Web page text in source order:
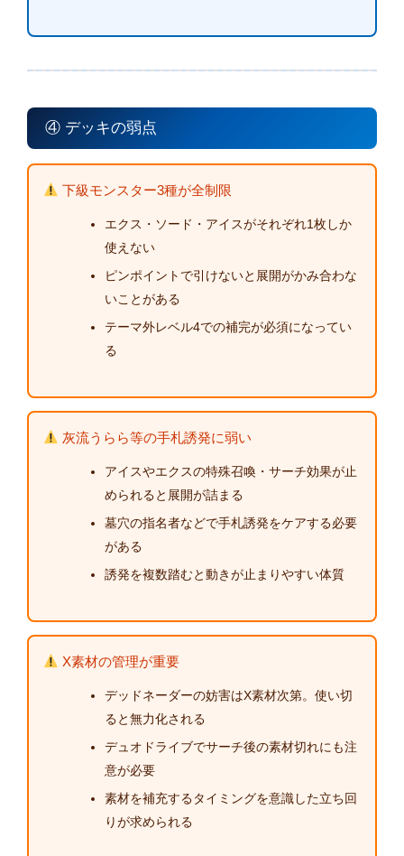
④ デッキの弱点
下級モンスター3種が全制限
エクス・ソード・アイスがそれぞれ1枚しか
使えない
ピンポイントで引けないと展開がかみ合わな
いことがある
テーマ外レベル4での補完が必須になってい
る
灰流うらら等の手札誘発に弱い
アイスやエクスの特殊召喚・サーチ効果が止
められると展開が詰まる
墓穴の指名者などで手札誘発をケアする必要
がある
誘発を複数踏むと動きが止まりやすい体質
X素材の管理が重要
デッドネーダーの妨害はX素材次第。使い切
ると無力化される
デュオドライブでサーチ後の素材切れにも注
意が必要
素材を補充するタイミングを意識した立ち回
りが求められる